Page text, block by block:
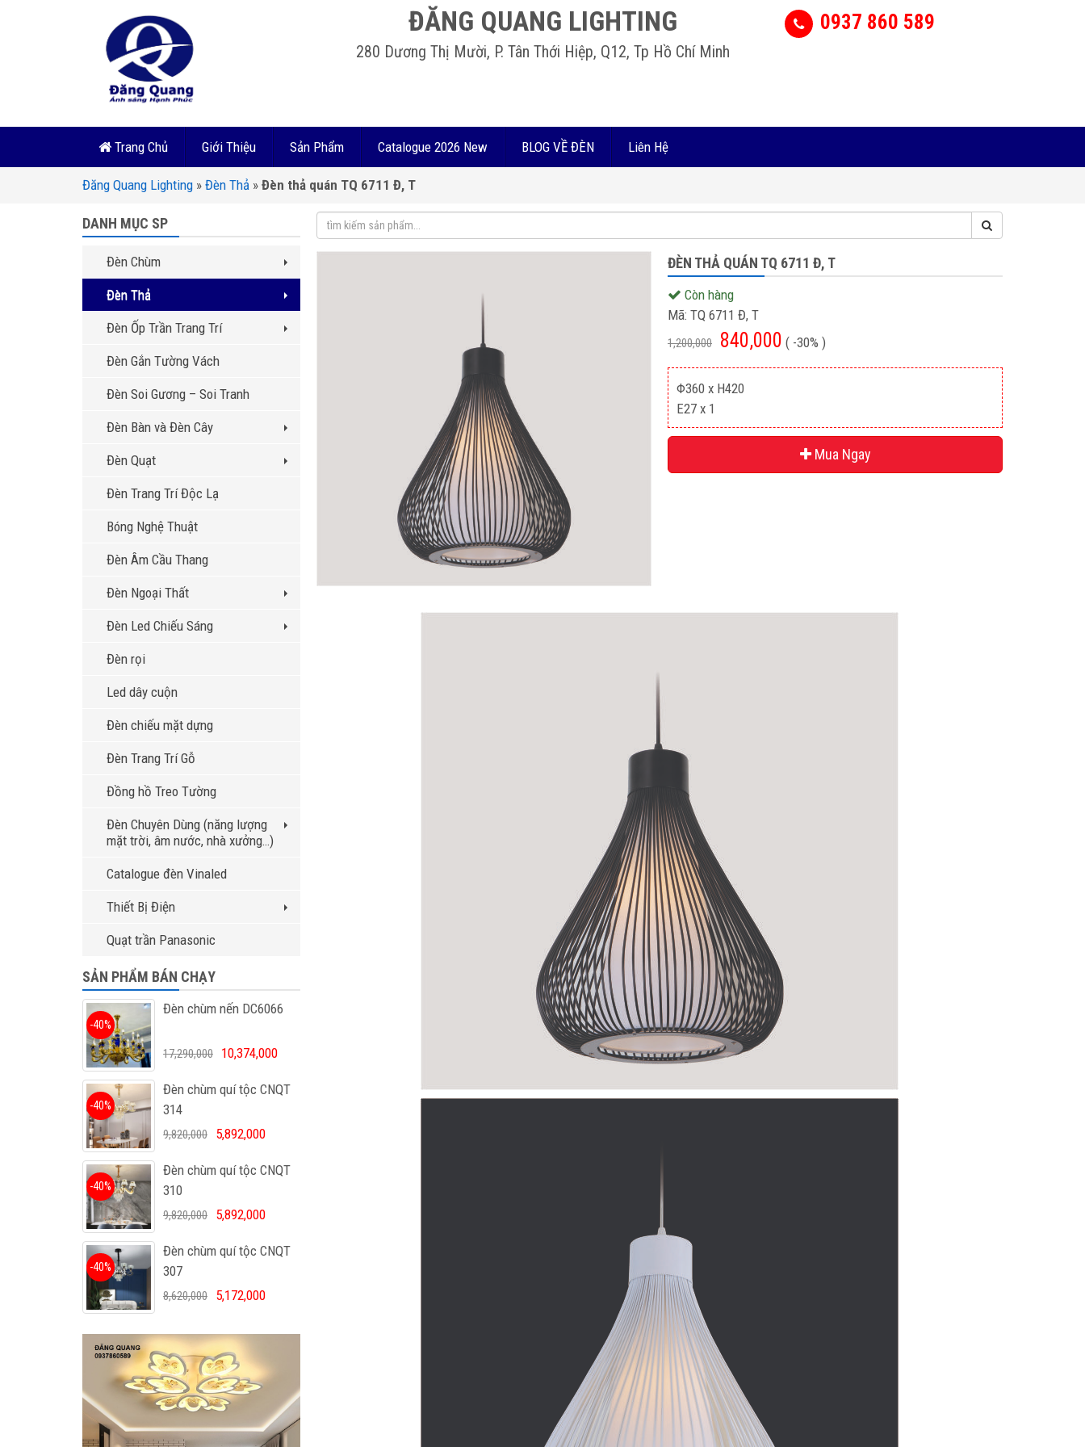
ĐĂNG QUANG LIGHTING
280 Dương Thị Mười, P. Tân Thới Hiệp, Q12, Tp Hồ Chí Minh
0937 860 589
Trang Chủ Giới Thiệu Sản Phẩm Catalogue 2026 New BLOG VỀ ĐÈN Liên Hệ
Đăng Quang Lighting » Đèn Thả » Đèn thả quán TQ 6711 Đ, T
ĐÈN THẢ QUÁN TQ 6711 Đ, T
Còn hàng
Mã: TQ 6711 Đ, T
1,200,000 840,000 ( -30% )
Φ360 x H420
E27 x 1
Mua Ngay
DANH MỤC SP
Đèn Chùm
Đèn Thả
Đèn Ốp Trần Trang Trí
Đèn Gắn Tường Vách
Đèn Soi Gương – Soi Tranh
Đèn Bàn và Đèn Cây
Đèn Quạt
Đèn Trang Trí Độc Lạ
Bóng Nghệ Thuật
Đèn Âm Cầu Thang
Đèn Ngoại Thất
Đèn Led Chiếu Sáng
Đèn rọi
Led dây cuộn
Đèn chiếu mặt dựng
Đèn Trang Trí Gỗ
Đồng hồ Treo Tường
Đèn Chuyên Dùng (năng lượng
mặt trời, âm nước, nhà xưởng…)
Catalogue đèn Vinaled
Thiết Bị Điện
Quạt trần Panasonic
SẢN PHẨM BÁN CHẠY
Đèn chùm nến DC6066
-40%
17,290,000 10,374,000
Đèn chùm quí tộc CNQT
314
-40%
9,820,000 5,892,000
Đèn chùm quí tộc CNQT
310
-40%
9,820,000 5,892,000
Đèn chùm quí tộc CNQT
307
-40%
8,620,000 5,172,000